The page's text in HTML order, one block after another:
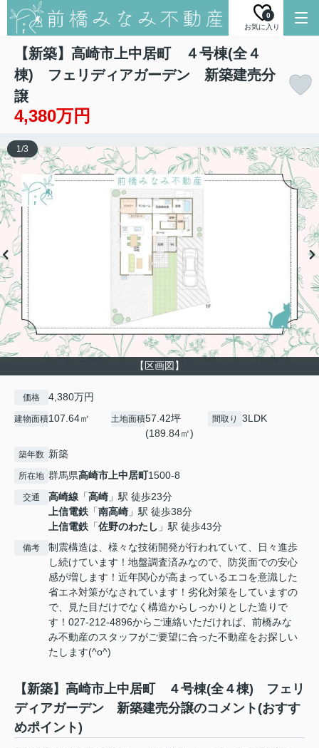
お気に入り
0
【新築】高崎市上中居町 ４号棟(全４
棟) フェリディアガーデン 新築建売分
譲
4,380万円
【区画図】
1/3
価格 4,380万円
建物面積107.64㎡ 土地面積57.42坪
(189.84㎡)
間取り 3LDK
築年数 新築
所在地 群馬県高崎市上中居町1500-8
交通 高崎線 「高崎 」駅 徒歩23分
上信電鉄 「南高崎 」駅 徒歩38分
上信電鉄 「佐野のわたし 」駅 徒歩43分
備考
制震構造は、様々な技術開発が行われていて、日々進歩
し続けています！地盤調査済みなので、防災面での安心
感が増します！近年関心が高まっているエコを意識した
省エネ対策がなされています！劣化対策をしていますの
で、見た目だけでなく構造からしっかりとした造りで
す！027-212-4896からご連絡いただければ、前橋みな
み不動産のスタッフがご要望に合った不動産をお探しい
たします(^o^)
【新築】高崎市上中居町 ４号棟(全４棟) フェリ
ディアガーデン 新築建売分譲のコメント(おすす
めポイント)